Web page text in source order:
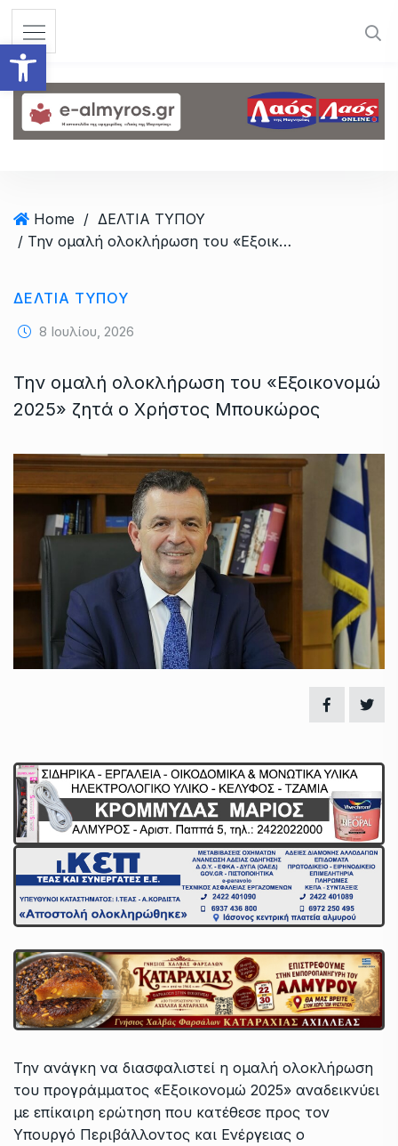
Ανοίξτε τη γραμμή
Home / ΔΕΛΤΙΑ ΤΥΠΟΥ
/ Την ομαλή ολοκλήρωση του «Εξοικονομώ 2025» ζητά ο Χρήστος Μπουκώρος
ΔΕΛΤΙΑ ΤΥΠΟΥ
8 Ιουλίου, 2026
Την ομαλή ολοκλήρωση του «Εξοικονομώ
2025» ζητά ο Χρήστος Μπουκώρος
Την ανάγκη να διασφαλιστεί η ομαλή ολοκλήρωση
του προγράμματος «Εξοικονομώ 2025» αναδεικνύει
με επίκαιρη ερώτηση που κατέθεσε προς τον
Υπουργό Περιβάλλοντος και Ενέργειας ο